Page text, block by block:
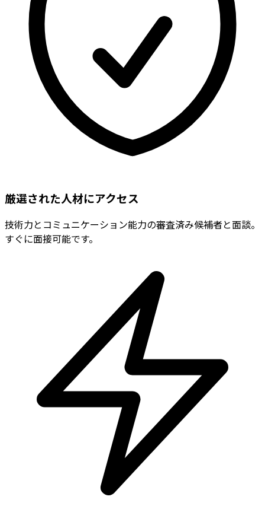
厳選された人材にアクセス
技術力とコミュニケーション能力の審査済み候補者と面談。
すぐに面接可能です。